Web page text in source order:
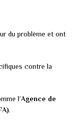
du problème et ont
contre la
l’Agence de
.